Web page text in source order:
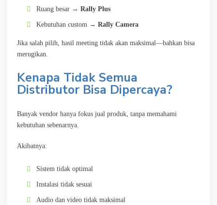
Ruang besar → Rally Plus
Kebutuhan custom → Rally Camera
Jika salah pilih, hasil meeting tidak akan maksimal—bahkan bisa
merugikan.
Kenapa Tidak Semua
Distributor Bisa Dipercaya?
Banyak vendor hanya fokus jual produk, tanpa memahami
kebutuhan sebenarnya.
Akibatnya:
Sistem tidak optimal
Instalasi tidak sesuai
Audio dan video tidak maksimal